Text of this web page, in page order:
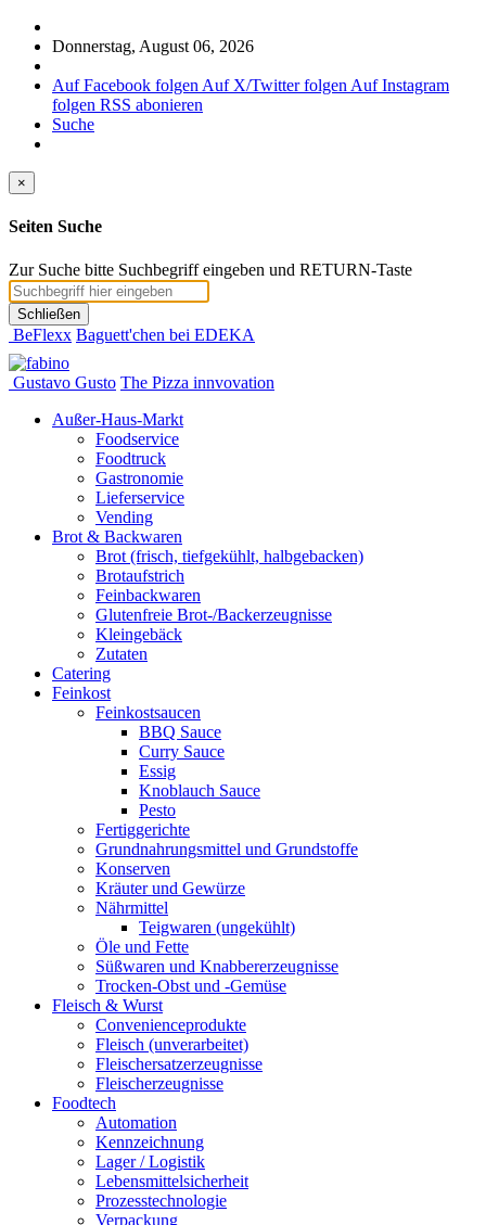
Donnerstag, August 06, 2026
Auf Facebook folgen Auf X/Twitter folgen Auf Instagram
folgen RSS abonieren
Suche
×
Seiten Suche
Zur Suche bitte Suchbegriff eingeben und RETURN-Taste
Schließen
BeFlexx Baguett'chen bei EDEKA
Gustavo Gusto The Pizza innvovation
Außer-Haus-Markt
Foodservice
Foodtruck
Gastronomie
Lieferservice
Vending
Brot & Backwaren
Brot (frisch, tiefgekühlt, halbgebacken)
Brotaufstrich
Feinbackwaren
Glutenfreie Brot-/Backerzeugnisse
Kleingebäck
Zutaten
Catering
Feinkost
Feinkostsaucen
BBQ Sauce
Curry Sauce
Essig
Knoblauch Sauce
Pesto
Fertiggerichte
Grundnahrungsmittel und Grundstoffe
Konserven
Kräuter und Gewürze
Nährmittel
Teigwaren (ungekühlt)
Öle und Fette
Süßwaren und Knabbererzeugnisse
Trocken-Obst und -Gemüse
Fleisch & Wurst
Convenienceprodukte
Fleisch (unverarbeitet)
Fleischersatzerzeugnisse
Fleischerzeugnisse
Foodtech
Automation
Kennzeichnung
Lager / Logistik
Lebensmittelsicherheit
Prozesstechnologie
Verpackung